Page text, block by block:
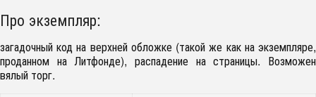
Про экземпляр:
загадочный код на верхней обложке (такой же как на экземпляре,
проданном на Литфонде), распадение на страницы. Возможен
вялый торг.